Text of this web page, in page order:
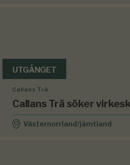
UTGÅNGET
Callans Trä
Callans Trä söker
Västernorrland/jämtland